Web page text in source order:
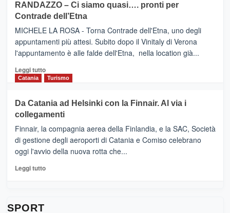
IL
NUOVO
SUMMER
CLUB
VIAGRANDE
(Ct)
–
Benanti
presenta
“Vino
&
Cultura
tappe
dell’enoturismo
RANDAZZO – Ci siamo quasi…. pronti per
Contrade dell’Etna
MICHELE LA ROSA - Torna Contrade dell'Etna, uno degli
appuntamenti più attesi. Subito dopo il Vinitaly di Verona
l'appuntamento è alle falde dell'Etna, nella location già...
Leggi tuttoLeggi
di
RANDAZZO
–
Ci
siamo
quasi….
pronti
per
Catania Turismo
Da Catania ad Helsinki con la Finnair. Al via i
collegamenti
Finnair, la compagnia aerea della Finlandia, e la SAC, Società
di gestione degli aeroporti di Catania e Comiso celebrano
oggi l'avvio della nuova rotta che...
Leggi tuttoLeggi
SPORT